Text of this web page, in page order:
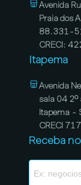
Avenida
Praia dos
88.331-
CRECI:
Itapema
Avenida
sala 04 2º
Itapema
CRECI
Receba